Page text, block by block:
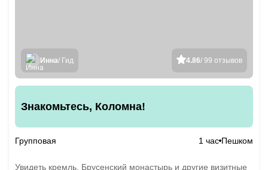
4.86/ 99 отзывов
Инна/ Гид
Знакомьтесь, Коломна!
Групповая 1 час Пешком
Увидеть кремль, Брусенский монастырь и другие визитные